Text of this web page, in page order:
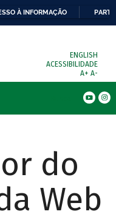
À INFORMAÇÃO
ENGLISH
ACESSIBILIDADE
A+ A-
do
Web